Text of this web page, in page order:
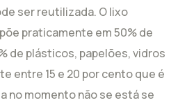
ser reutilizada. O lixo
praticamente em 50% de
de plásticos, papelões, vidros
entre 15 e 20 por cento que é
no momento não se está se